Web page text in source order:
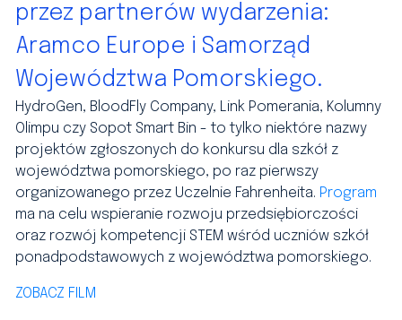
przez partnerów wydarzenia:
Aramco Europe i Samorząd
Województwa Pomorskiego.
HydroGen, BloodFly Company, Link Pomerania, Kolumny
Olimpu czy Sopot Smart Bin - to tylko niektóre nazwy
projektów zgłoszonych do konkursu dla szkół z
województwa pomorskiego, po raz pierwszy
organizowanego przez Uczelnie Fahrenheita. Program
ma na celu wspieranie rozwoju przedsiębiorczości
oraz rozwój kompetencji STEM wśród uczniów szkół
ponadpodstawowych z województwa pomorskiego.
ZOBACZ FILM